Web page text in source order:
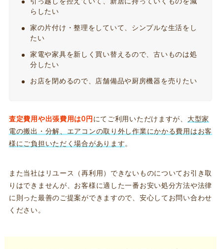
引っ越しを控えていて、新居に持っていくものを減
らしたい
家の片付け・整理をしていて、シンプルな生活をし
たい
家電や家具を新しく買い替えるので、古いものは処
分したい
お店を閉めるので、店舗備品や厨房機器を売りたい
査定費用や出張費用は0円 にてご利用いただけますが、 大型家
電の搬出・分解、エアコンの取り外し作業にかかる費用はお客
様にご負担いただく場合があります。
また当社はリユース（再利用）できないものについてお引き取
りはできませんが、お客様に適した一番お安い処分方法や法律
に則った最善のご提案ができますので、安心してお問い合わせ
ください。